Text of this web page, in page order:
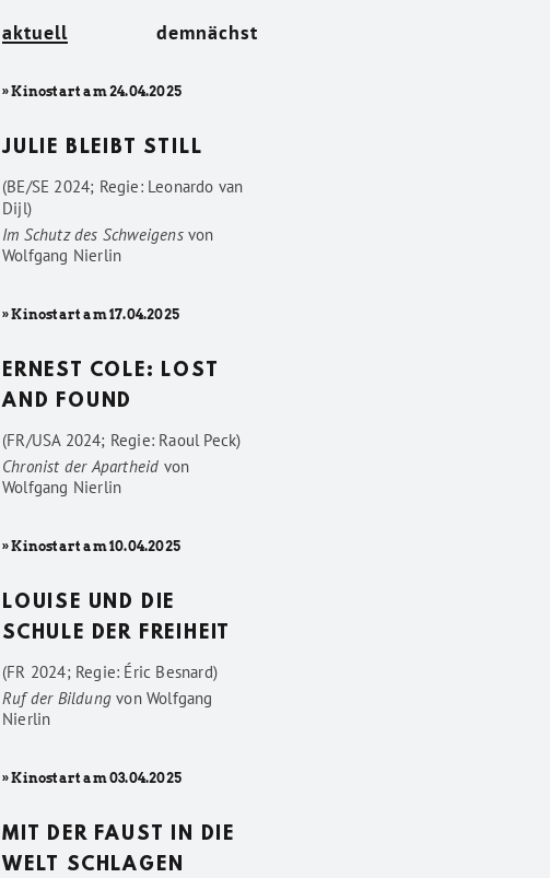
aktuell demnächst
» Kinostart am 24.04.2025
JULIE BLEIBT STILL
(BE/SE 2024; Regie: Leonardo van
Dijl)
Im Schutz des Schweigensvon
Wolfgang Nierlin
» Kinostart am 17.04.2025
ERNEST COLE: LOST
AND FOUND
(FR/USA 2024; Regie: Raoul Peck)
Chronist der Apartheid von
Wolfgang Nierlin
» Kinostart am 10.04.2025
LOUISE UND DIE
SCHULE DER FREIHEIT
(FR 2024; Regie: Éric Besnard)
Ruf der Bildungvon Wolfgang
Nierlin
» Kinostart am 03.04.2025
MIT DER FAUST IN DIE
WELT SCHLAGEN